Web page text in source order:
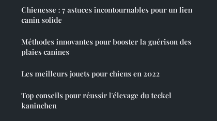
Chienesse : 7 astuces incontournables pour un lien
canin solide
Méthodes innovantes pour booster la guérison des
plaies canines
Les meilleurs jouets pour chiens en 2022
Top conseils pour réussir l'élevage du teckel
kaninchen